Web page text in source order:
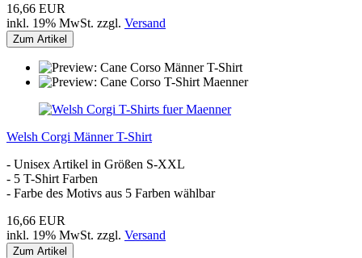
16,66 EUR
inkl. 19% MwSt. zzgl. Versand
Zum Artikel
Welsh Corgi Männer T-Shirt
- Unisex Artikel in Größen S-XXL
- 5 T-Shirt Farben
- Farbe des Motivs aus 5 Farben wählbar
16,66 EUR
inkl. 19% MwSt. zzgl. Versand
Zum Artikel